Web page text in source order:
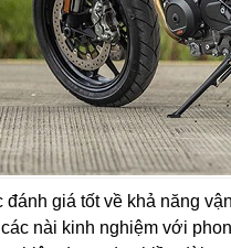
đánh giá tốt về khả năng
nài kinh nghiệm với